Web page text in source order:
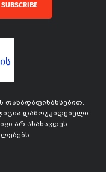
SUBSCRIBE
თანადაფინანსებით.
დამოუკიდებელი
არ ასახავდეს